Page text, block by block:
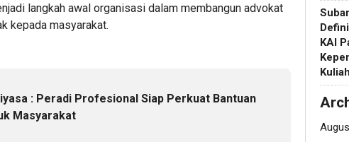
langkah awal organisasi dalam membangun advokat
kepada masyarakat.
: Peradi Profesional Siap Perkuat Bantuan
Masyarakat
KAI